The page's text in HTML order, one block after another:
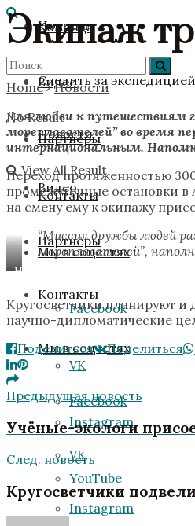
Новости
Видео
Партнёры
Контакты
Мы в соцсетях
Facebook
VK
Instagram
YouTube
Команда
Следить за экспедицией
Новости
Видео
Партнёры
Контакты
Мы в соцсетях
Facebook
VK
Instagram
No Result
View All Result
Экипаж
Home
Новости
Для любви к путешествиям
мореплавателей” во время
интернациональным.
Переход протяженностью
промежуточные остановки
на смену ему к экипажу
“Миссия дружбы людей
мореплавателей”,
Новые
экипажа
Кругосветчики планируют и
научно-дипломатические
Поделиться
Поделиться
Предыдущая новость
Учёные-экологи
След. новость
Кругосветчики